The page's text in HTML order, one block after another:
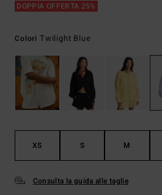
DOPPIA OFFERTA 25%
Colori Twilight Blue
XS S M
Consulta la guida alle taglie